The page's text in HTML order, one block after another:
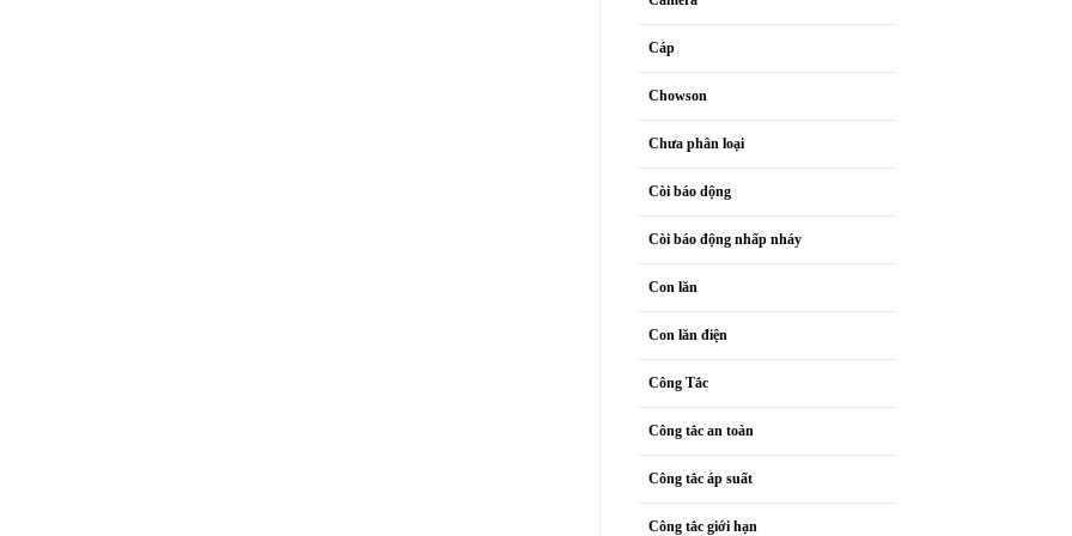
Cáp
Chowson
Chưa phân loại
Còi báo dộng
Còi báo động nhấp nháy
Con lăn
Con lăn điện
Công Tắc
Công tắc an toàn
Công tắc áp suất
Công tắc giới hạn